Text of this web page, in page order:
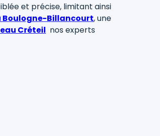
et précise, limitant ainsi
Boulogne-Billancourt, une
Créteil nos experts